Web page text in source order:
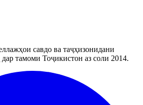
савдо ва таҷҳизонидани
тамоми Тоҷикистон аз соли 2014.